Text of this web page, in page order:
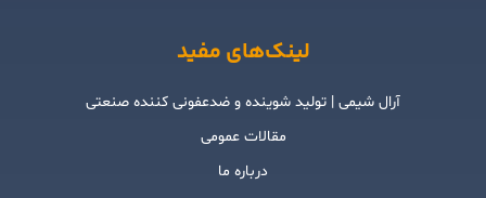
لینک‌های مفید
آرال شیمی | تولید شوینده و ضدعفونی کننده صنعتی
مقالات عمومی
درباره ما